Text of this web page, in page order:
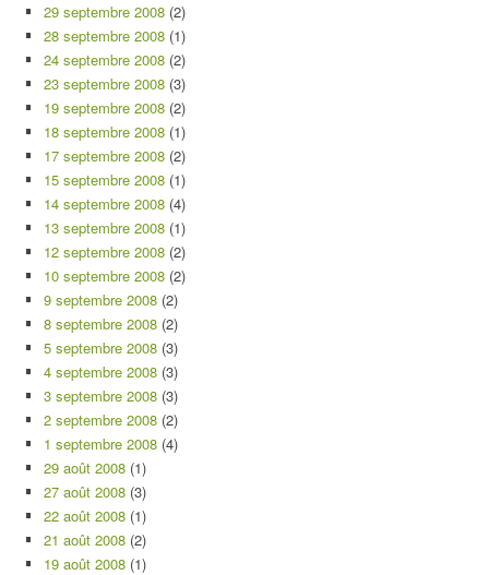
29 septembre 2008 (2)
28 septembre 2008 (1)
24 septembre 2008 (2)
23 septembre 2008 (3)
19 septembre 2008 (2)
18 septembre 2008 (1)
17 septembre 2008 (2)
15 septembre 2008 (1)
14 septembre 2008 (4)
13 septembre 2008 (1)
12 septembre 2008 (2)
10 septembre 2008 (2)
9 septembre 2008 (2)
8 septembre 2008 (2)
5 septembre 2008 (3)
4 septembre 2008 (3)
3 septembre 2008 (3)
2 septembre 2008 (2)
1 septembre 2008 (4)
29 août 2008 (1)
27 août 2008 (3)
22 août 2008 (1)
21 août 2008 (2)
19 août 2008 (1)